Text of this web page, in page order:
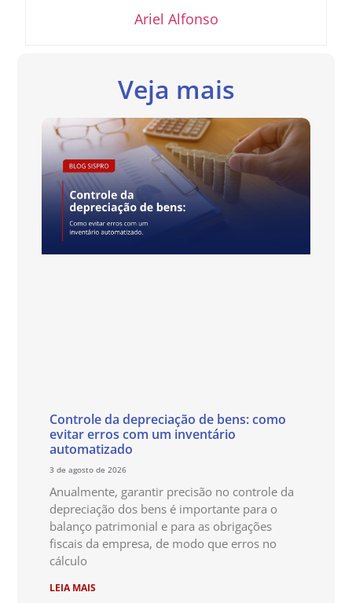
Ariel Alfonso
Veja mais
Controle da depreciação de bens: como
evitar erros com um inventário
automatizado
3 de agosto de 2026
Anualmente, garantir precisão no controle da
depreciação dos bens é importante para o
balanço patrimonial e para as obrigações
fiscais da empresa, de modo que erros no
cálculo
LEIA MAIS